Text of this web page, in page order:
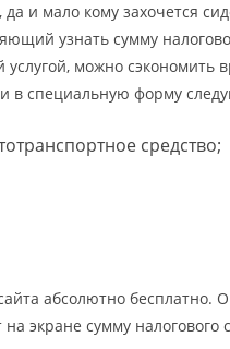
и мало кому захочется
узнать сумму
можно сэкономить
в специальную форму
средство;
абсолютно бесплатно.
экране сумму налогового